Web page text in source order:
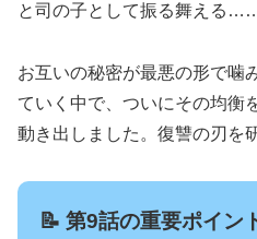
と司の子として振る舞える……
お互いの秘密が最悪の形で噛
ていく中で、ついにその均衡
動き出しました。復讐の刃を
📝 第9話の重要ポイン